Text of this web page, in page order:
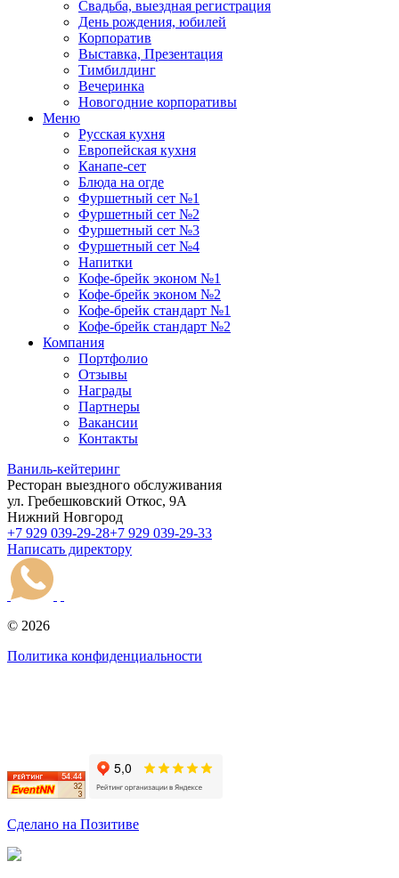
Свадьба, выездная регистрация
День рождения, юбилей
Корпоратив
Выставка, Презентация
Тимбилдинг
Вечеринка
Новогодние корпоративы
Меню
Русская кухня
Европейская кухня
Канапе-сет
Блюда на огде
Фуршетный сет №1
Фуршетный сет №2
Фуршетный сет №3
Фуршетный сет №4
Напитки
Кофе-брейк эконом №1
Кофе-брейк эконом №2
Кофе-брейк стандарт №1
Кофе-брейк стандарт №2
Компания
Портфолио
Отзывы
Награды
Партнеры
Вакансии
Контакты
Ваниль-кейтеринг
Ресторан выездного обслуживания
ул. Гребешковский Откос, 9А
Нижний Новгород
+7 929 039-29-28+7 929 039-29-33
Написать директору
© 2026
Политика конфиденциальности
Сделано на Позитиве